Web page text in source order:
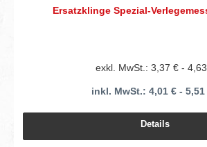
Ersatzklinge Spezial-
exkl. MwSt.: 3,37 € -
inkl. MwSt.: 4,01 € - 5,51
Details